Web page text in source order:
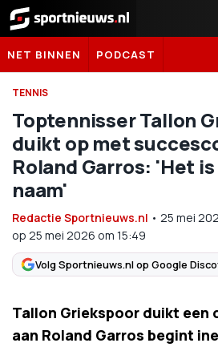
Sportnieuws.nl
NET BINNEN PODCAST
TENNIS
Toptennisser Tallon
duikt op met
Roland Garros: 'Het
naam'
Redactie Sportnieuws.nl • 25 mei
op 25 mei 2026 om 15:49
Volg Sportnieuws.nl op Google
Tallon Griekspoor duikt een
aan Roland Garros begint